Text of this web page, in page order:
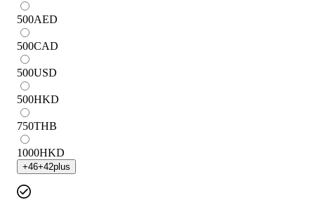
500AED
500CAD
500USD
500HKD
750THB
1000HKD
+46+42plus